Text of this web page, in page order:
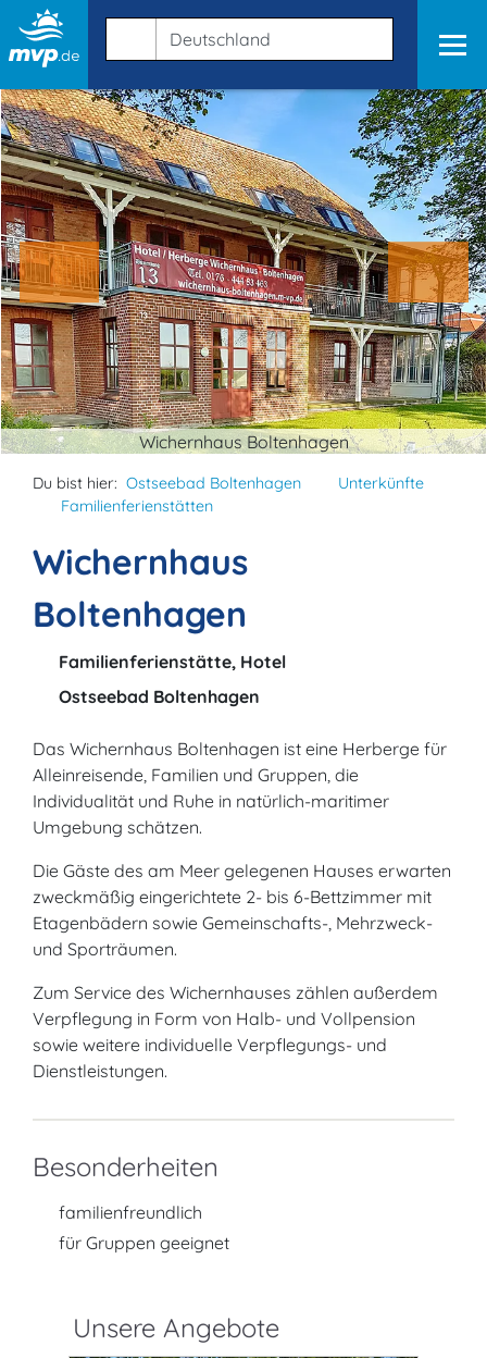
Wichernhaus Boltenhagen
Du bist hier: Ostseebad Boltenhagen
Unterkünfte
Familienferienstätten
Wichernhaus
Boltenhagen
Familienferienstätte, Hotel
Ostseebad Boltenhagen
Das Wichernhaus Boltenhagen ist eine Herberge für
Alleinreisende, Familien und Gruppen, die
Individualität und Ruhe in natürlich-maritimer
Umgebung schätzen.
Die Gäste des am Meer gelegenen Hauses erwarten
zweckmäßig eingerichtete 2- bis 6-Bettzimmer mit
Etagenbädern sowie Gemeinschafts-, Mehrzweck-
und Sporträumen.
Zum Service des Wichernhauses zählen außerdem
Verpflegung in Form von Halb- und Vollpension
sowie weitere individuelle Verpflegungs- und
Dienstleistungen.
Besonderheiten
familienfreundlich
für Gruppen geeignet
Unsere Angebote